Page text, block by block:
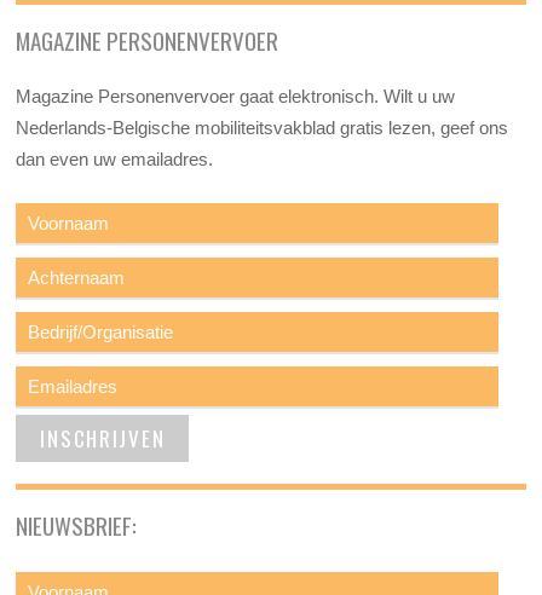
MAGAZINE PERSONENVERVOER
Magazine Personenvervoer gaat elektronisch. Wilt u uw
Nederlands-Belgische mobiliteitsvakblad gratis lezen, geef ons
dan even uw emailadres.
NIEUWSBRIEF: